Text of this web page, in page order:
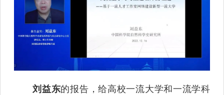
刘益东的报告，给高校一流大学和一流学科